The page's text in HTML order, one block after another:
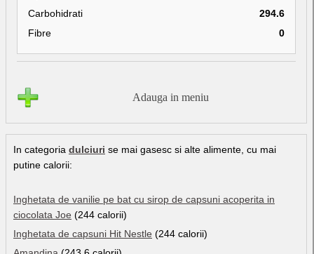
Carbohidrati
294.6
Fibre
0
Adauga in meniu
In categoria dulciuri se mai gasesc si alte alimente, cu mai
putine calorii:
Inghetata de vanilie pe bat cu sirop de capsuni acoperita in
ciocolata Joe (244 calorii)
Inghetata de capsuni Hit Nestle (244 calorii)